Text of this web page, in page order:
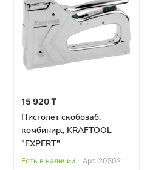
15 920 ₸
Пистолет скобозаб.
комбинир., KRAFTOOL
"EXPERT"
Есть в наличии Арт. 20502